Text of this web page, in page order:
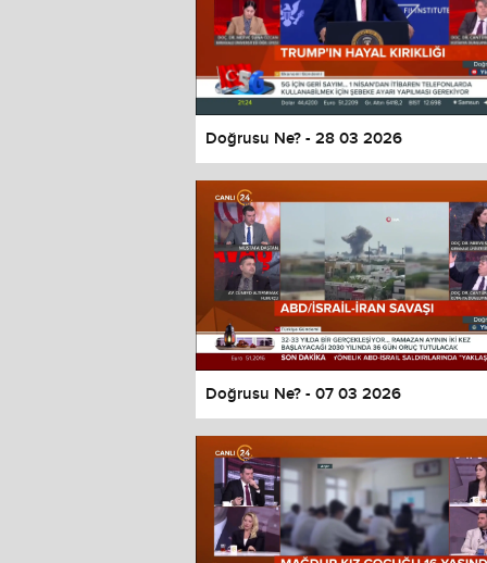
Doğrusu Ne? - 28 03 2026
Doğrusu Ne? - 07 03 2026